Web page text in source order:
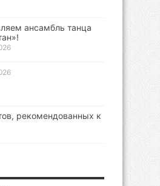
ансамбль танца
рекомендованных к